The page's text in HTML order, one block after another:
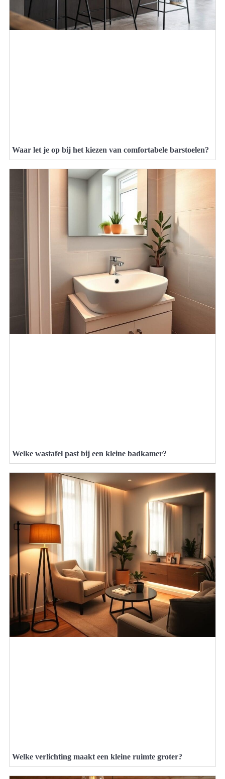
Waar let je op bij het kiezen van comfortabele barstoelen?
Welke wastafel past bij een kleine badkamer?
Welke verlichting maakt een kleine ruimte groter?